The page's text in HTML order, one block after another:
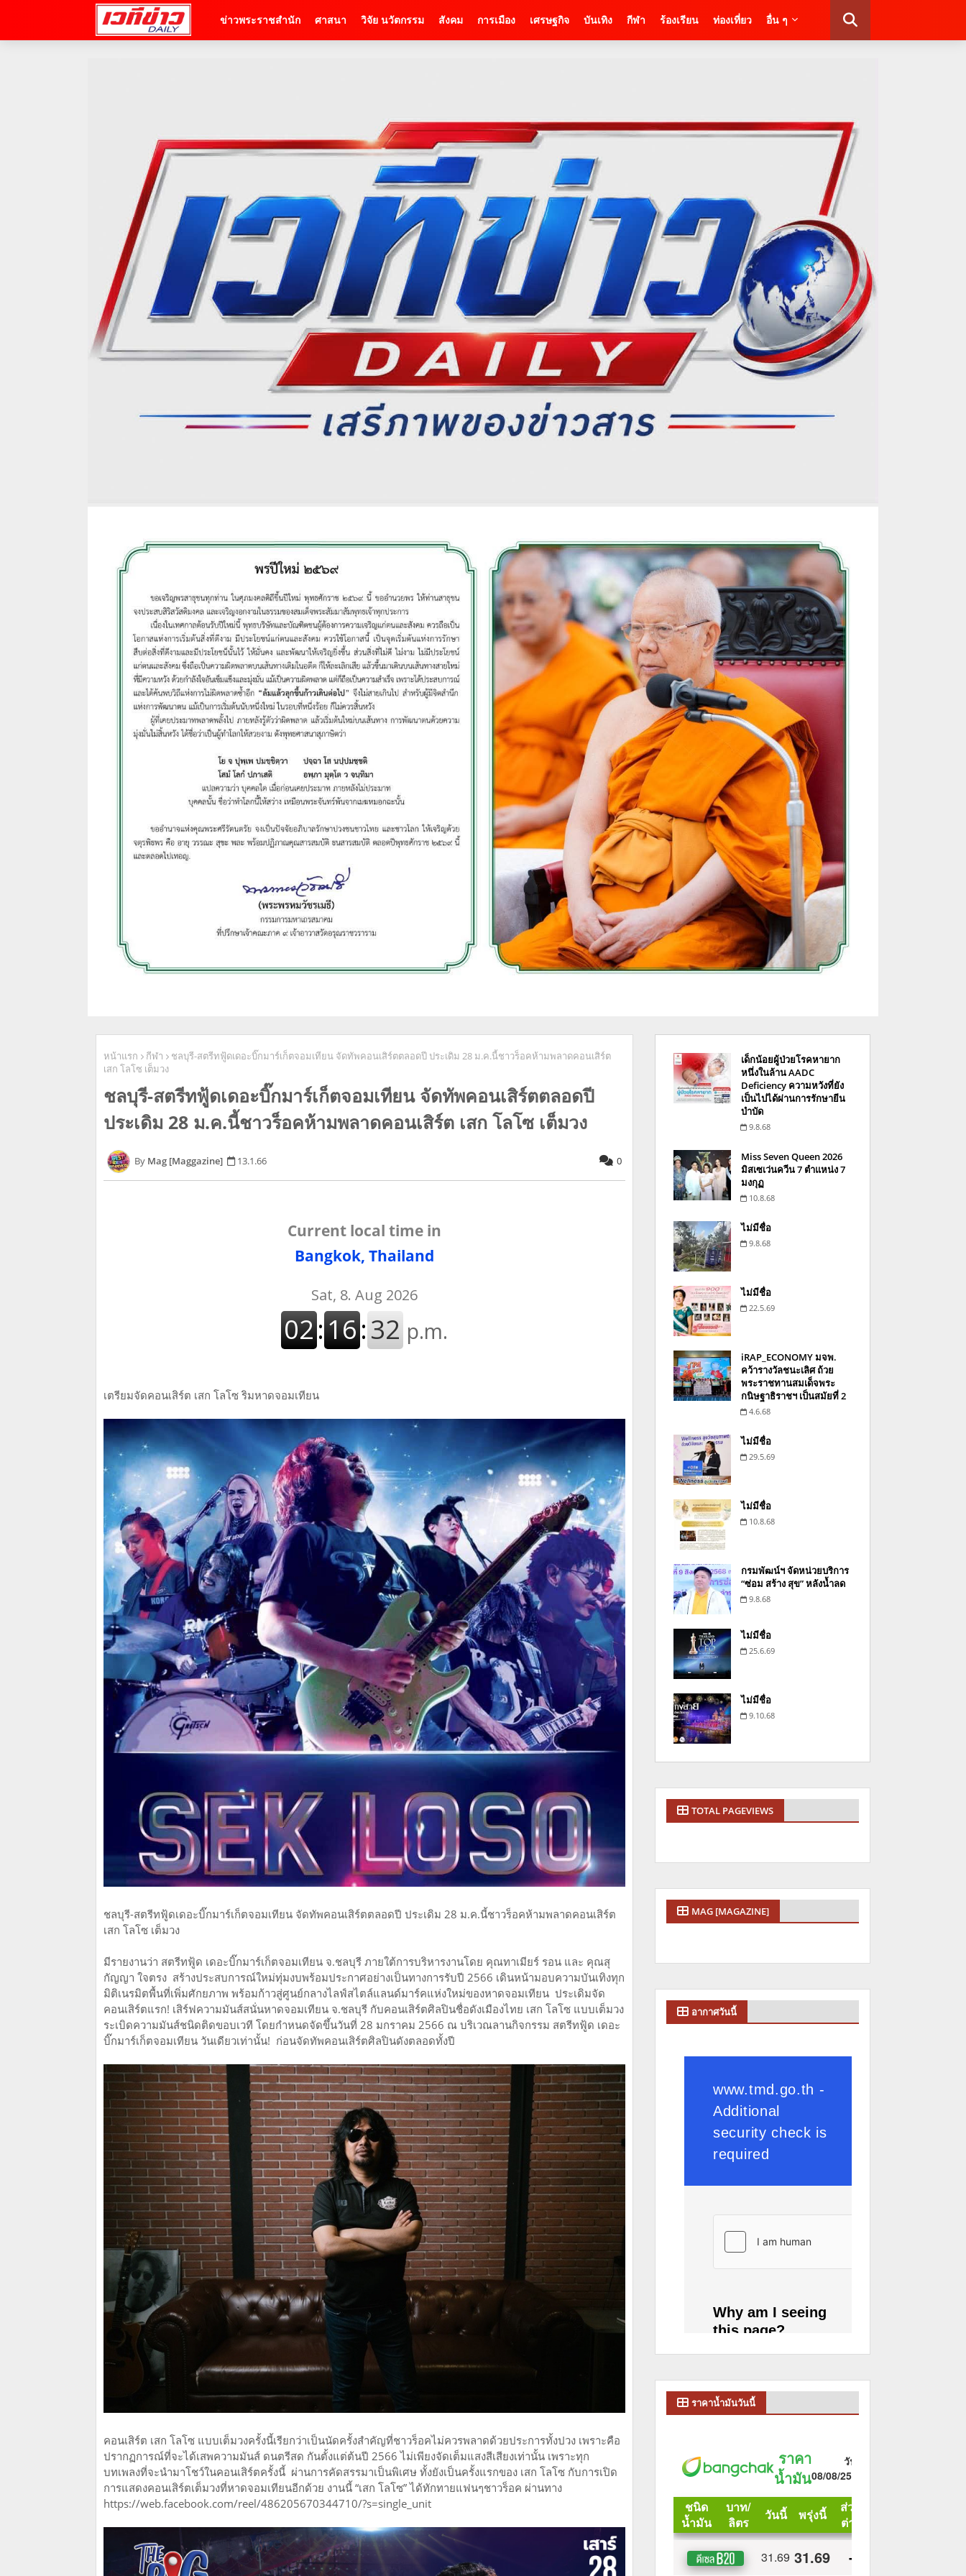
ข่าวพระราชสำนัก ศาสนา วิจัย นวัตกรรม สังคม การเมือง เศรษฐกิจ บันเทิง กีฬา ร้องเรียน ท่องเที่ยว อื่น ๆ
หน้าแรก กีฬา
ชลบุรี-สตรีทฟู้ดเดอะบิ๊กมาร์เก็ตจอมเทียน จัดทัพคอนเสิร์ตตลอดปี ประเดิม 28 ม.ค.นี้ชาวร็อคห้ามพลาดคอนเสิร์ต
เสก โลโซ เต็มวง
ชลบุรี-สตรีทฟู้ดเดอะบิ๊กมาร์เก็ตจอมเทียน จัดทัพคอนเสิร์ตตลอดปี
ประเดิม 28 ม.ค.นี้ชาวร็อคห้ามพลาดคอนเสิร์ต เสก โลโซ เต็มวง
Mag [Maggazine] 13.1.66 0
Current local time in
Bangkok, Thailand
เตรียมจัดคอนเสิร์ต เสก โลโซ ริมหาดจอมเทียน
ชลบุรี-สตรีทฟู้ดเดอะบิ๊กมาร์เก็ตจอมเทียน จัดทัพคอนเสิร์ตตลอดปี ประเดิม 28 ม.ค.นี้ชาวร็อคห้ามพลาดคอนเสิร์ต
เสก โลโซ เต็มวง
มีรายงานว่า สตรีทฟู้ด เดอะบิ๊กมาร์เก็ตจอมเทียน จ.ชลบุรี ภายใต้การบริหารงานโดย คุณทาเมียร์ รอน และ คุณสุ
กัญญา ใจตรง สร้างประสบการณ์ใหม่ทุ่มงบพร้อมประกาศอย่างเป็นทางการรับปี 2566 เดินหน้ามอบความบันเทิงทุก
มิติเนรมิตพื้นที่เพิ่มศักยภาพ พร้อมก้าวสู่ศูนย์กลางไลฟ์สไตล์แลนด์มาร์คแห่งใหม่ของหาดจอมเทียน ประเดิมจัด
คอนเสิร์ตแรก! เสิร์ฟความมันส์สนั่นหาดจอมเทียน จ.ชลบุรี กับคอนเสิร์ตศิลปินชื่อดังเมืองไทย เสก โลโซ แบบเต็มวง
ระเบิดความมันส์ชนิดติดขอบเวที โดยกำหนดจัดขึ้นวันที่ 28 มกราคม 2566 ณ บริเวณลานกิจกรรม สตรีทฟู้ด เดอะ
บิ๊กมาร์เก็ตจอมเทียน วันเดียวเท่านั้น! ก่อนจัดทัพคอนเสิร์ตศิลปินดังตลอดทั้งปี
คอนเสิร์ต เสก โลโซ แบบเต็มวงครั้งนี้เรียกว่าเป็นนัดครั้งสำคัญที่ชาวร็อคไม่ควรพลาดด้วยประการทั้งปวง เพราะคือ
ปรากฏการณ์ที่จะได้เสพความมันส์ ดนตรีสด กันตั้งแต่ต้นปี 2566 ไม่เพียงจัดเต็มแสงสีเสียงเท่านั้น เพราะทุก
บทเพลงที่จะนำมาโชว์ในคอนเสิร์ตครั้งนี้ ผ่านการคัดสรรมาเป็นพิเศษ ทั้งยังเป็นครั้งแรกของ เสก โลโซ กับการเปิด
การแสดงคอนเสิร์ตเต็มวงที่หาดจอมเทียนอีกด้วย งานนี้ “เสก โลโซ” ได้ทักทายแฟนๆชาวร็อค ผ่านทาง
https://web.facebook.com/reel/486205670344710/?s=single_unit
เด็กน้อยผู้ป่วยโรคหายาก
หนึ่งในล้าน AADC
Deficiency ความหวังที่ยัง
เป็นไปได้ผ่านการรักษายีน
บำบัด
9.8.68
Miss Seven Queen 2026
มิสเซเว่นควีน 7 ตำแหน่ง 7
มงกุฏ
10.8.68
ไม่มีชื่อ
9.8.68
ไม่มีชื่อ
22.5.69
iRAP_ECONOMY มจพ.
คว้ารางวัลชนะเลิศ ถ้วย
พระราชทานสมเด็จพระ
กนิษฐาธิราชฯ เป็นสมัยที่ 2
4.6.68
ไม่มีชื่อ
29.5.69
ไม่มีชื่อ
10.8.68
กรมพัฒน์ฯ จัดหน่วยบริการ
“ซ่อม สร้าง สุข” หลังน้ำลด
9.8.68
ไม่มีชื่อ
25.6.69
ไม่มีชื่อ
9.10.68
TOTAL PAGEVIEWS
MAG [MAGAZINE]
อากาศวันนี้
ราคาน้ำมันวันนี้